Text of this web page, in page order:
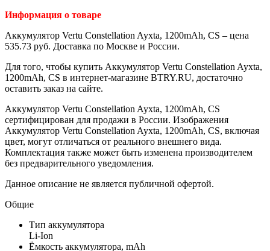
Информация о товаре
Аккумулятор Vertu Constellation Ayxta, 1200mAh, CS – цена
535.73 руб. Доставка по Москве и России.
Для того, чтобы купить Аккумулятор Vertu Constellation Ayxta,
1200mAh, CS в интернет-магазине BTRY.RU, достаточно
оставить заказ на сайте.
Аккумулятор Vertu Constellation Ayxta, 1200mAh, CS
сертифицирован для продажи в России. Изображения
Аккумулятор Vertu Constellation Ayxta, 1200mAh, CS, включая
цвет, могут отличаться от реального внешнего вида.
Комплектация также может быть изменена производителем
без предварительного уведомления.
Данное описание не является публичной офертой.
Общие
Тип аккумулятора
Li-Ion
Ёмкость аккумулятора, mAh